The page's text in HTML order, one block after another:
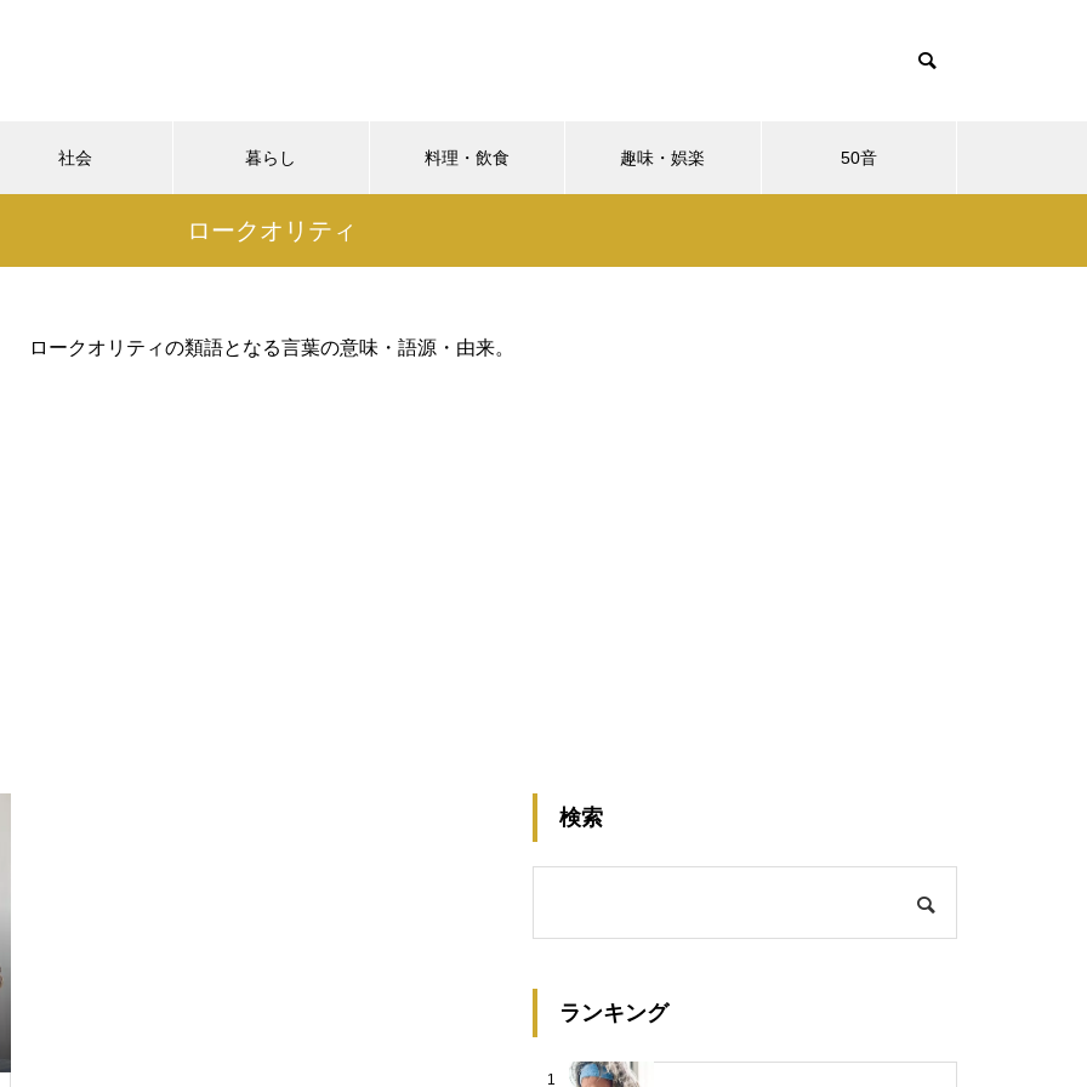
社会 暮らし 料理・飲食 趣味・娯楽 50音
ロークオリティ
ロークオリティの類語となる言葉の意味・語源・由来。
検索
ランキング
1